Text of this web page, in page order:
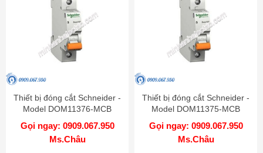
Thiết bị đóng cắt Schneider -
Model DOM11376-MCB
Gọi ngay: 0909.067.950
Ms.Châu
Thiết bị đóng cắt Schneider -
Model DOM11375-MCB
Gọi ngay: 0909.067.950
Ms.Châu